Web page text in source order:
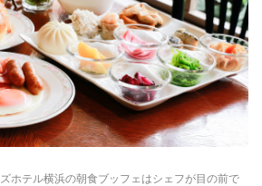
ホテル横浜の朝食ブッフェはシェフが目の前で